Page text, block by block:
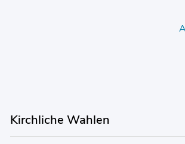
Kirchliche Wahlen